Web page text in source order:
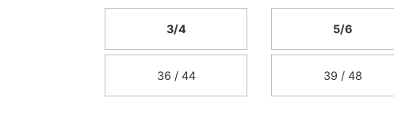
3/4 5/6
36 / 44 39 / 48